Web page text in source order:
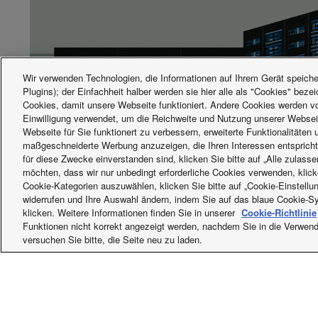
Wir verwenden Technologien, die Informationen auf Ihrem Gerät
Plugins); der Einfachheit halber werden sie hier alle als "Cookies"
Cookies, damit unsere Webseite funktioniert. Andere Cookies werden
Einwilligung verwendet, um die Reichweite und Nutzung unserer
Webseite für Sie funktionert zu verbessern, erweiterte Funktionalitäten
maßgeschneiderte Werbung anzuzeigen, die Ihren Interessen
für diese Zwecke einverstanden sind, klicken Sie bitte auf „Alle
möchten, dass wir nur unbedingt erforderliche Cookies verwenden,
Cookie-Kategorien auszuwählen, klicken Sie bitte auf „Cookie-
widerrufen und Ihre Auswahl ändern, indem Sie auf das blaue Cookie-
klicken. Weitere Informationen finden Sie in unserer Cookie-Richtlinie
Funktionen nicht korrekt angezeigt werden, nachdem Sie in die
versuchen Sie bitte, die Seite neu zu laden.